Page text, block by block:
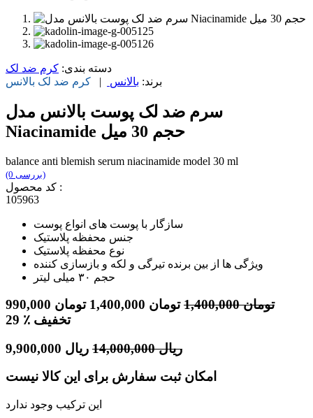
دسته بندی: کرم ضد لک
برند: بالانس | کرم ضد لک بالانس
سرم ضد لک پوست بالانس مدل
Niacinamide حجم 30 میل
balance anti blemish serum niacinamide model 30 ml
(0 بررسی)
کد محصول :
105963
سازگار با پوست های انواع پوست
جنس محفظه پلاستیک
نوع محفظه پلاستیک
ویژگی ها از بین برنده تیرگی و لکه و بازسازی کننده
حجم ۳۰ میلی لیتر
990,000 تومان 1,400,000 تومان 1,400,000 تومان
29
٪ تخفیف
9,900,000 ریال 14,000,000 ریال
امکان ثبت سفارش برای این کالا نیست
این ترکیب وجود ندارد